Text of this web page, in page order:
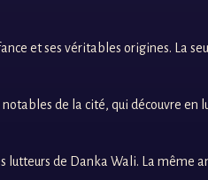
et ses véritables origines. La
de la cité, qui découvre
de Danka Wali. La même